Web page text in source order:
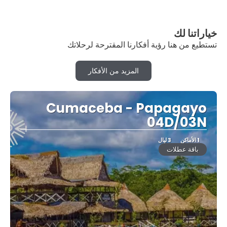
خياراتنا لك
تستطيع من هنا رؤية أفكارنا المقترحة لرحلاتك
المزيد من الأفكار
Cumaceba - Papagayo
04D/03N
1 الأماكن 3 ليال
باقة عطلات